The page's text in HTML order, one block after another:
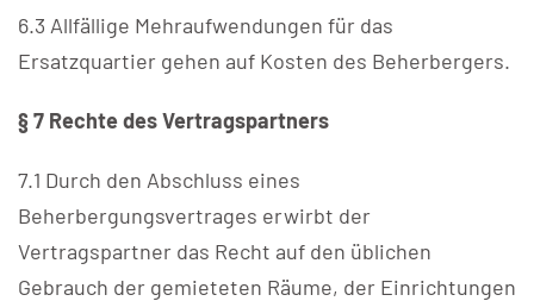
6.3 Allfällige Mehraufwendungen für das
Ersatzquartier gehen auf Kosten des Beherbergers.
§ 7 Rechte des Vertragspartners
7.1 Durch den Abschluss eines
Beherbergungsvertrages erwirbt der
Vertragspartner das Recht auf den üblichen
Gebrauch der gemieteten Räume, der Einrichtungen